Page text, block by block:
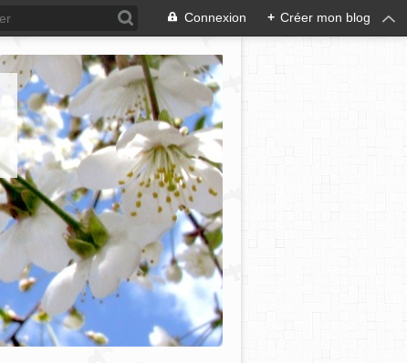
Connexion + Créer mon blog